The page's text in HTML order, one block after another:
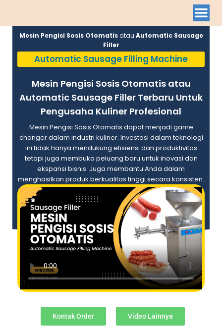
Mesin Pengisi Sosis Otomatisatau Automatic Sausage
Filler
Automatic Sausage Filling Machine
Mesin Pengisi Sosis Otomatis atau
Automatic Sausage Filler Terbaru Untuk
Pengusaha Kuliner Profesional
Mesin Pengisi Sosis Otomatis dapat menjadi game
changer dalam industri kuliner. Investasi dalam teknologi
ini tidak hanya mendukung efisiensi dan produktivitas
tetapi juga membuka peluang baru untuk inovasi dan
ekspansi bisnis. Juga membantu Anda dalam
menghasilkan produk berkualitas tinggi secara konsisten.
Kontak Order Video Lainnya